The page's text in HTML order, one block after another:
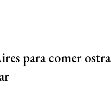
para comer